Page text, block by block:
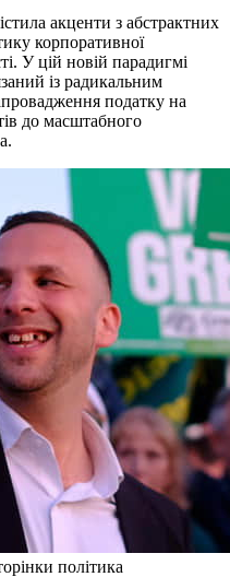
акценти з абстрактних
корпоративної
У цій новій парадигмі
із радикальним
податку на
до масштабного
політика